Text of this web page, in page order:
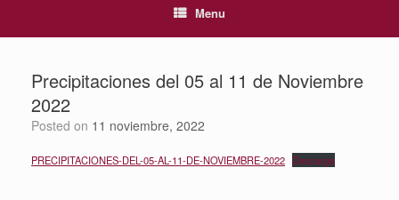
Menu
Precipitaciones del 05 al 11 de Noviembre
2022
Posted on 11 noviembre, 2022
PRECIPITACIONES-DEL-05-AL-11-DE-NOVIEMBRE-2022 Descarga